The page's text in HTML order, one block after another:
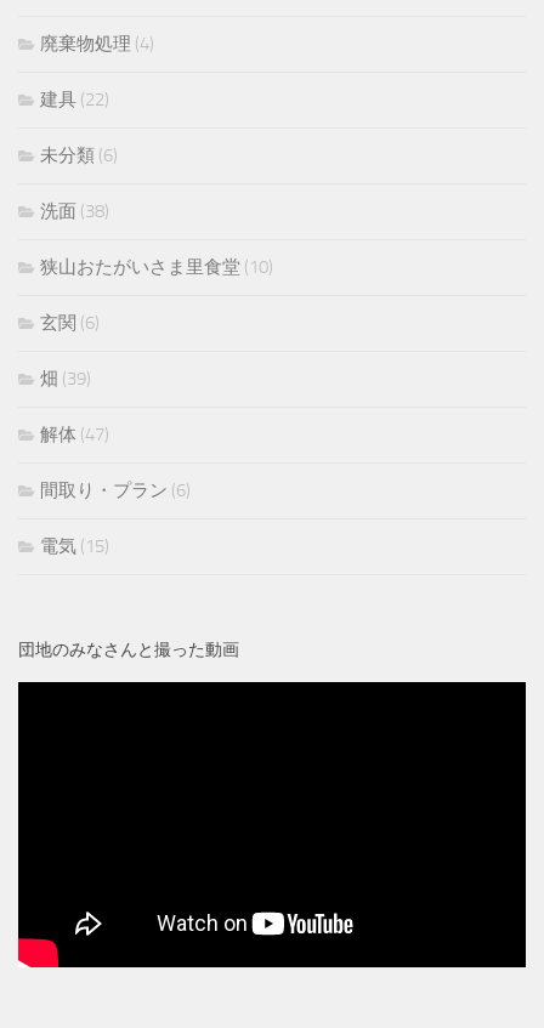
廃棄物処理 (4)
建具 (22)
未分類 (6)
洗面 (38)
狭山おたがいさま里食堂 (10)
玄関 (6)
畑 (39)
解体 (47)
間取り・プラン (6)
電気 (15)
団地のみなさんと撮った動画